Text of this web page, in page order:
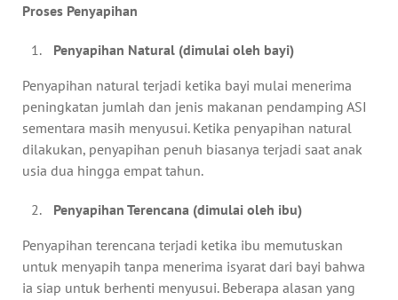
Proses Penyapihan
Penyapihan Natural (dimulai oleh bayi)
Penyapihan natural terjadi ketika bayi mulai menerima
peningkatan jumlah dan jenis makanan pendamping ASI
sementara masih menyusui. Ketika penyapihan natural
dilakukan, penyapihan penuh biasanya terjadi saat anak
usia dua hingga empat tahun.
Penyapihan Terencana (dimulai oleh ibu)
Penyapihan terencana terjadi ketika ibu memutuskan
untuk menyapih tanpa menerima isyarat dari bayi bahwa
ia siap untuk berhenti menyusui. Beberapa alasan yang